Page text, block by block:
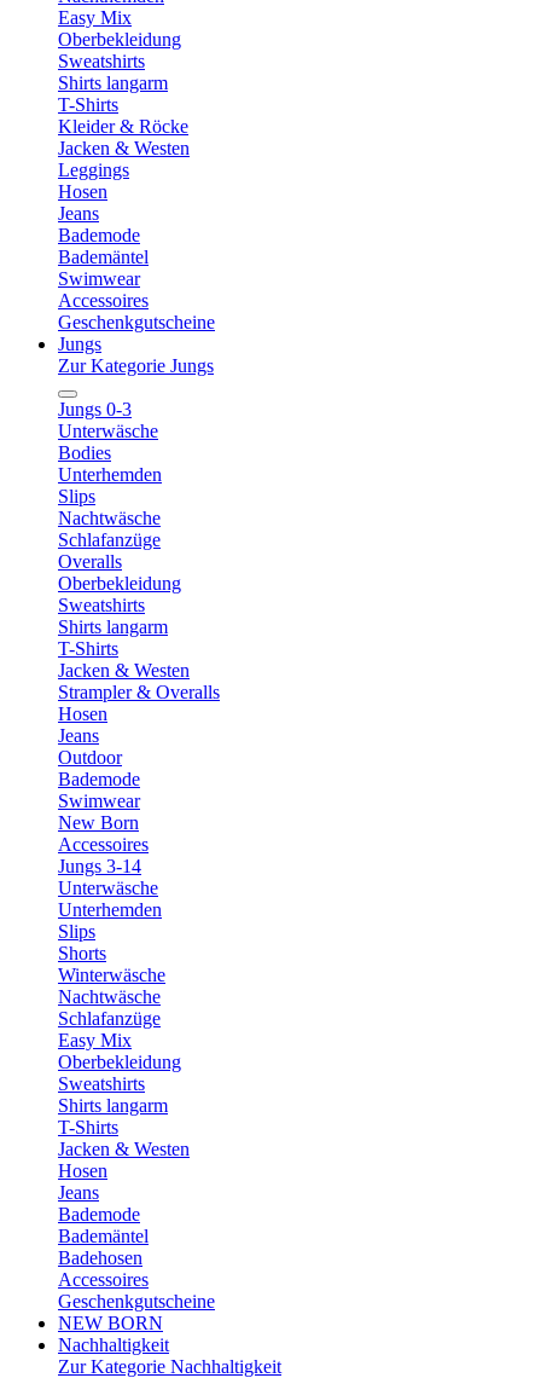
Easy Mix
Oberbekleidung
Sweatshirts
Shirts langarm
T-Shirts
Kleider & Röcke
Jacken & Westen
Leggings
Hosen
Jeans
Bademode
Bademäntel
Swimwear
Accessoires
Geschenkgutscheine
Jungs
Zur Kategorie Jungs
Jungs 0-3
Unterwäsche
Bodies
Unterhemden
Slips
Nachtwäsche
Schlafanzüge
Overalls
Oberbekleidung
Sweatshirts
Shirts langarm
T-Shirts
Jacken & Westen
Strampler & Overalls
Hosen
Jeans
Outdoor
Bademode
Swimwear
New Born
Accessoires
Jungs 3-14
Unterwäsche
Unterhemden
Slips
Shorts
Winterwäsche
Nachtwäsche
Schlafanzüge
Easy Mix
Oberbekleidung
Sweatshirts
Shirts langarm
T-Shirts
Jacken & Westen
Hosen
Jeans
Bademode
Bademäntel
Badehosen
Accessoires
Geschenkgutscheine
NEW BORN
Nachhaltigkeit
Zur Kategorie Nachhaltigkeit